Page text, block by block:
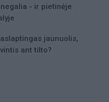
- ir pietinėje
jaunuolis,
ant tilto?